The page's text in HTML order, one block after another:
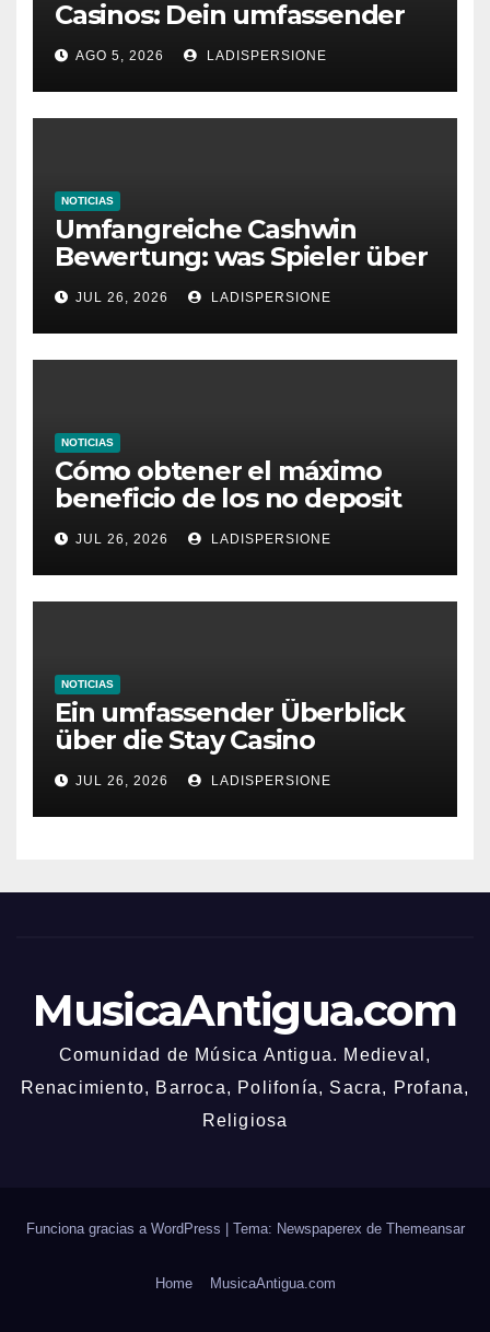
Casinos: Dein umfassender
Ratgeber für moderne
Glücksspielplattformen
AGO 5, 2026 LADISPERSIONE
NOTICIAS
Umfangreiche Cashwin
Bewertung: was Spieler über
dieses Casino denken
JUL 26, 2026 LADISPERSIONE
NOTICIAS
Cómo obtener el máximo
beneficio de los no deposit
bonus codes de roby casino
JUL 26, 2026 LADISPERSIONE
NOTICIAS
Ein umfassender Überblick
über die Stay Casino
Bonusbedingungen
JUL 26, 2026 LADISPERSIONE
MusicaAntigua.com
Comunidad de Música Antigua. Medieval,
Renacimiento, Barroca, Polifonía, Sacra, Profana,
Religiosa
Funciona gracias a WordPress | Tema: Newspaperex de Themeansar
Home MusicaAntigua.com